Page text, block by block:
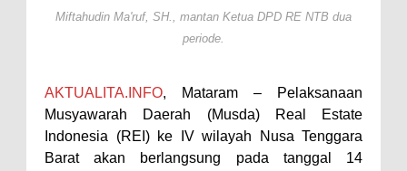
Antusiasnya Warga dan Polisi
Wali Kota Bima Tinjau Finalisasi
Pembangunan RSUD Kota Bima,
Pastikan Pemindahan Layanan
Miftahudin Ma'ruf, SH., mantan Ketua DPD RE NTB dua
periode.
AKTUALITA.INFO, Mataram – Pelaksanaan
Musyawarah Daerah (Musda) Real Estate
Indonesia (REI) ke IV wilayah Nusa Tenggara
Barat akan berlangsung pada tanggal 14